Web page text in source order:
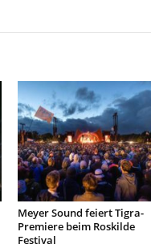
Meyer Sound feiert Tigra-
Premiere beim Roskilde
Festival